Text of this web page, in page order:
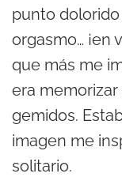
punto
orgasmo… ¡en
que más me
era
gemidos.
imagen me
solitario.